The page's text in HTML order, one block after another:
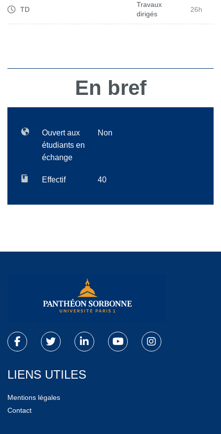
TD
Travaux
dirigés
26h
En bref
Ouvert aux
étudiants en
échange
Non
Effectif 40
LIENS UTILES
Mentions légales
Contact